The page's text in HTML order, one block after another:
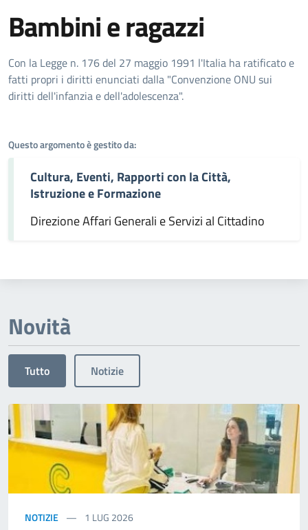
Bambini e ragazzi
Dettagli dell'argomento
Con la Legge n. 176 del 27 maggio 1991 l'Italia ha ratificato e
fatti propri i diritti enunciati dalla "Convenzione ONU sui
diritti dell'infanzia e dell'adolescenza".
Questo argomento è gestito da:
Cultura, Eventi, Rapporti con la Città,
Istruzione e Formazione
Direzione Affari Generali e Servizi al Cittadino
Novità
Tutto Notizie
NOTIZIE 1 LUG 2026